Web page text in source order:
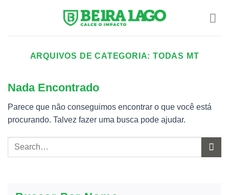
ARQUIVOS DE CATEGORIA: TODAS MT
Nada Encontrado
Parece que não conseguimos encontrar o que você está
procurando. Talvez fazer uma busca pode ajudar.